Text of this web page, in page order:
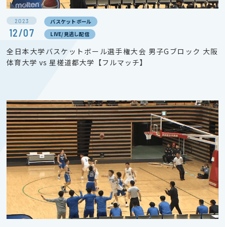
2023
12/07
バスケットボール
LIVE/見逃し配信
全日本大学バスケットボール選手権大会 男子Gブロック 大阪
体育大学 vs 星槎道都大学【フルマッチ】